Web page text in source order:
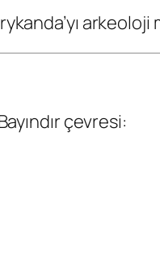
çevresi: